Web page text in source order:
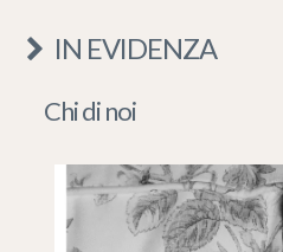
IN EVIDENZA
Chi di noi